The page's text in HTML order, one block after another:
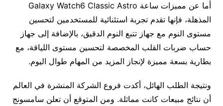
أما عن مميزات ساعة Galaxy Watch6 Classic Astro
المذهلة، فإنها تقدم تجربة استئنائية للمستخدمين لتحسين
مستوى النوم مع جهاز تتبع النوم الدقيق، بالإضافة إلى جهاز
حساب ضربات القلب المخصصة لتحسين مستوى اللياقة، مع
بطارية بسعة مميزة لإنجاز المزيد من المهام طوال اليوم.
ونتيجة الطلب الهائل، أكدت فروع الشركة المنشرة في العالم
أن نتائج مبيعات كانت مماثلة. ومن المتوقع أن تعلن سامسونج